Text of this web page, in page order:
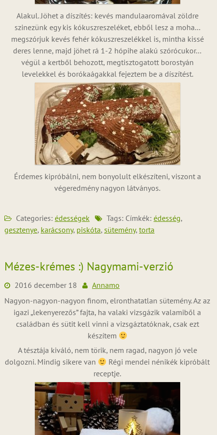
Alakul. Jöhet a díszítés: kevés mandulaaromával zöldre
szinezünk egy kis kókuszreszeléket, ebből lesz a moha…
megszórjuk kevés fehér kókuszreszelékkel is, mintha kissé
deres lenne, majd jöhet rá 1-2 hópihe alakú szórócukor…
végül a kertből behozott, megtisztogatott borostyán
levelekkel és borókaágakkal fejeztem be a díszítést.
Érdemes kipróbálni, nem bonyolult elkészíteni, viszont a
végeredmény nagyon látványos.
Categories: édességek Tags: Címkék: édesség,
gesztenye, karácsony, piskóta, sütemény, torta
Mézes-krémes :) Nagymami-verzió
2016 december 18
Annamo
Nagyon-nagyon-nagyon finom, elronthatatlan sütemény. Az az
igazi „lekenyerezős” fajta, ha valaki vizsgázik valamiből a
családban és sütit kell vinni a vizsgáztatóknak, csak ezt
készítem
A tésztája kiváló, nem törik, nem ragad, nagyon jó vele
dolgozni. Mindig sikere van
Régi mendei nénikék kipróbált
receptje.